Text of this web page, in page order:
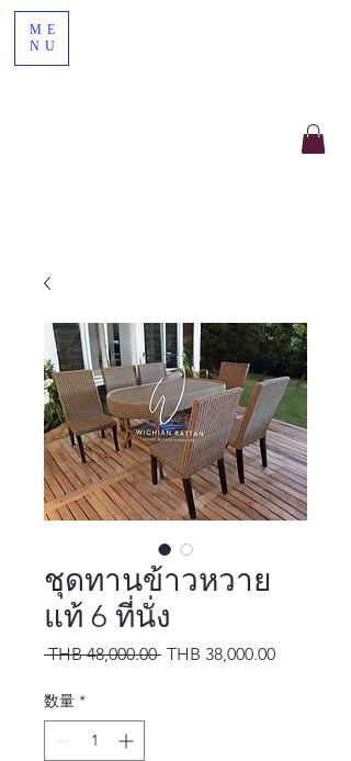
ME
NU
ชุดทานข้าวหวาย
แท้ 6 ที่นั่ง
THB 48,000.00 通常価格
THB 38,000.00セール価格
数量 *